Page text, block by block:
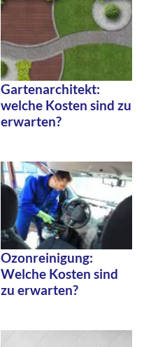
Gartenarchitekt:
welche Kosten sind zu
erwarten?
Ozonreinigung:
Welche Kosten sind
zu erwarten?